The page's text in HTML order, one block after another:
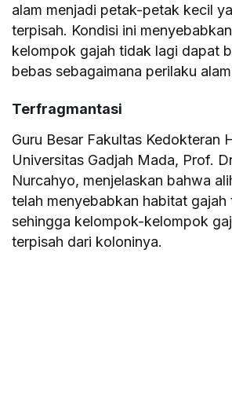
alam menjadi petak-petak kecil
terpisah. Kondisi ini
kelompok gajah tidak lagi dapat
bebas sebagaimana perilaku
Terfragmantasi
Guru Besar Fakultas Kedokteran
Universitas Gadjah Mada, Prof.
Nurcahyo, menjelaskan bahwa
telah menyebabkan habitat gajah
sehingga kelompok-kelompok
terpisah dari koloninya.